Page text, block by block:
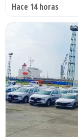
Hace 14 horas